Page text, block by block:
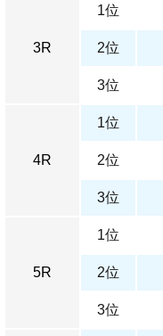
3R
1位
2位
3位
4R
1位
2位
3位
5R
1位
2位
3位